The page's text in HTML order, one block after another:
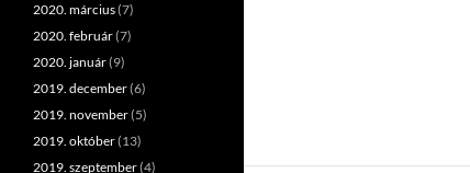
2020. március(7)
2020. február(7)
2020. január(9)
2019. december(6)
2019. november(5)
2019. október(13)
2019. szeptember(4)